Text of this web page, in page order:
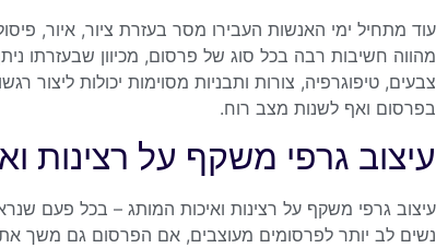
עוד מתחיל ימי האנשות העבירו מסר בעזרת ציור, איור,
מהווה חשיבות רבה בכל סוג של פרסום, מכיוון שבעזרתו
צבעים, טיפוגרפיה, צורות ותבניות מסוימות יכולות ליצור
בפרסום ואף לשנות מצב רוח.
עיצוב גרפי משקף על רצינות
עיצוב גרפי משקף על רצינות ואיכות המותג – בכל פעם
נשים לב יותר לפרסומים מעוצבים, אם הפרסום גם משך